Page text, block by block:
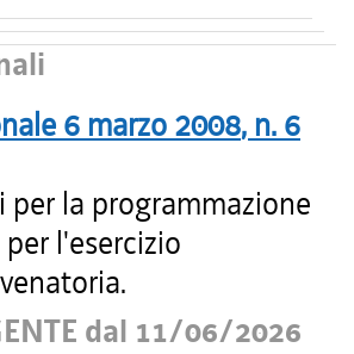
6 marzo 2008, n. 6
per la programmazione
l'esercizio
dal 11/06/2026